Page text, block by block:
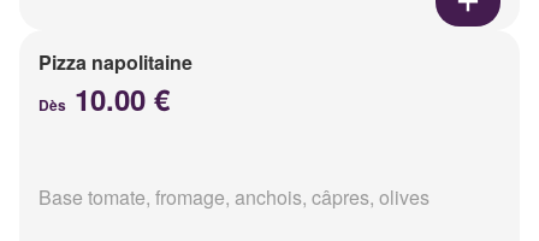
Pizza napolitaine
Dès 10.00 €
Base tomate, fromage, anchois, câpres, olives